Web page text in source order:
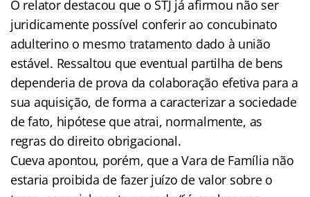
O relator destacou que o STJ já afirmou não ser
juridicamente possível conferir ao concubinato
adulterino o mesmo tratamento dado à união
estável. Ressaltou que eventual partilha de bens
dependeria de prova da colaboração efetiva para a
sua aquisição, de forma a caracterizar a sociedade
de fato, hipótese que atrai, normalmente, as
regras do direito obrigacional.
Cueva apontou, porém, que a Vara de Família não
estaria proibida de fazer juízo de valor sobre o